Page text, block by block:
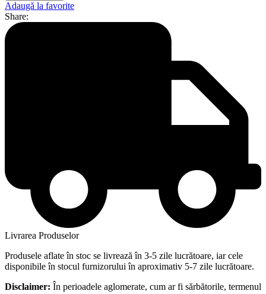
Adaugă la favorite
Share:
Livrarea Produselor
Produsele aflate în stoc se livrează în 3-5 zile lucrătoare, iar cele
disponibile în stocul furnizorului în aproximativ 5-7 zile lucrătoare.
Disclaimer: În perioadele aglomerate, cum ar fi sărbătorile, termenul